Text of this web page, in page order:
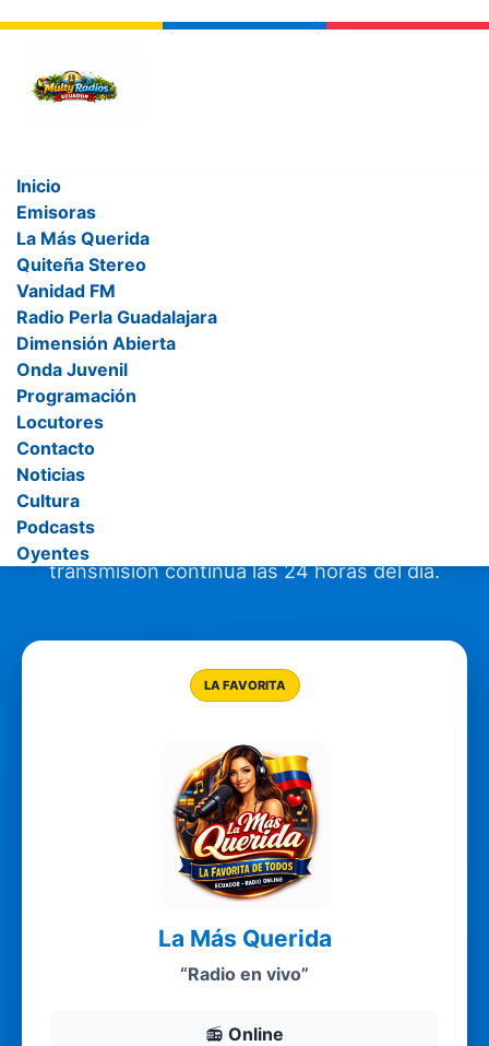
Inicio
Emisoras
La Más Querida
Quiteña Stereo
Vanidad FM
Radio Perla Guadalajara
Dimensión Abierta
Onda Juvenil
Programación
Locutores
Contacto
Noticias
Cultura
Podcasts
Oyentes
Contenido principal
MultyRadios Ecuador - Las
🇪🇨 Las radios del Ecuador en línea
🇪🇨
Las Radios más destacadas del Ecuador, en
transmisión continua las 24 horas del día.
LA FAVORITA
La Más Querida
“Radio en vivo”
📻 Online